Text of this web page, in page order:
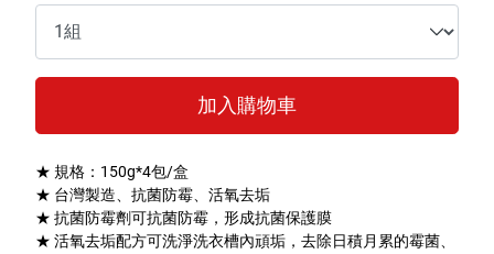
會員中心
特色服務
Facebook粉絲專頁
Line
加入購物車
★ 規格：150g*4包/盒
★ 台灣製造、抗菌防霉、活氧去垢
★ 抗菌防霉劑可抗菌防霉，形成抗菌保護膜
★ 活氧去垢配方可洗淨洗衣槽內頑垢，去除日積月累的霉菌、